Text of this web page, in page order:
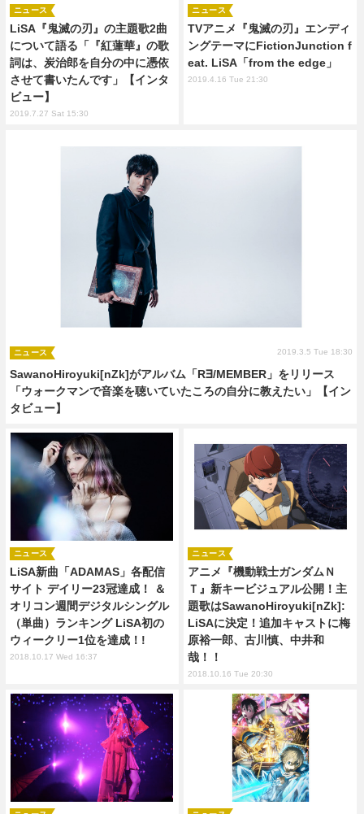
LiSA『鬼滅の刃』の主題歌2曲
について語る「『紅蓮華』の歌
詞は、炭治郎を自分の中に憑依
させて書いたんです」【インタ
ビュー】
ニュース
2019.7.27 Sat 15:30
TVアニメ『鬼滅の刃』エンディ
ングテーマにFictionJunction f
eat. LiSA「from the edge」
ニュース
2019.4.16 Tue 21:30
SawanoHiroyuki[nZk]がアルバム「R∃/MEMBER」をリリース
「ウォークマンで音楽を聴いていたころの自分に教えたい」【イン
タビュー】
ニュース 2019.3.5 Tue 18:30
LiSA新曲「ADAMAS」各配信
サイト デイリー23冠達成！ ＆
オリコン週間デジタルシングル
（単曲）ランキング LiSA初の
ウィークリー1位を達成！!
ニュース
2018.10.17 Wed 16:37
アニメ『機動戦士ガンダムＮ
Ｔ』新キービジュアル公開！主
題歌はSawanoHiroyuki[nZk]:
LiSAに決定！追加キャストに梅
原裕一郎、古川慎、中井和
哉！！
ニュース
2018.10.16 Tue 20:30